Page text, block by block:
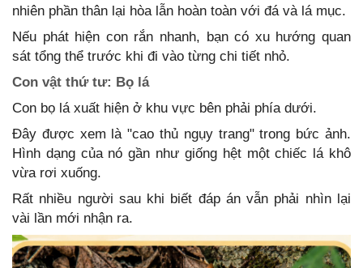
nhiên phần thân lại hòa lẫn hoàn toàn với đá và lá mục.
Nếu phát hiện con rắn nhanh, bạn có xu hướng quan
sát tổng thể trước khi đi vào từng chi tiết nhỏ.
Con vật thứ tư: Bọ lá
Con bọ lá xuất hiện ở khu vực bên phải phía dưới.
Đây được xem là "cao thủ ngụy trang" trong bức ảnh.
Hình dạng của nó gần như giống hệt một chiếc lá khô
vừa rơi xuống.
Rất nhiều người sau khi biết đáp án vẫn phải nhìn lại
vài lần mới nhận ra.